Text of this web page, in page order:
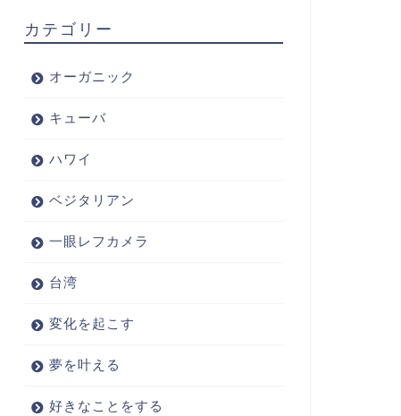
カテゴリー
オーガニック
キューバ
ハワイ
ベジタリアン
一眼レフカメラ
台湾
変化を起こす
夢を叶える
好きなことをする